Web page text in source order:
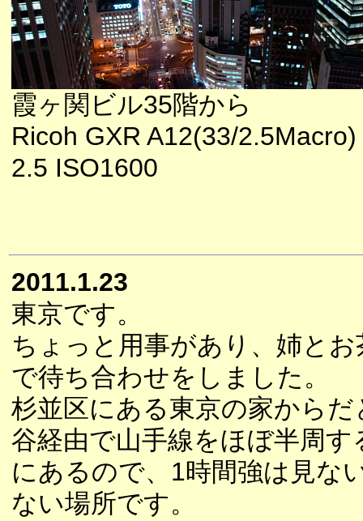
霞ヶ関ビル35階から
Ricoh GXR A12(33/2.5Macro)
2.5 ISO1600
2011.1.23
東京です。
ちょっと用事があり、姉とお
で待ち合わせをしました。
杉並区にある東京の家からだ
谷経由で山手線をほぼ半周す
にあるので、1時間強は見な
ない場所です。